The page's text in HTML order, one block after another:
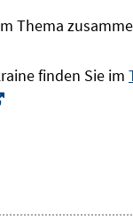
Thema
finden Sie im